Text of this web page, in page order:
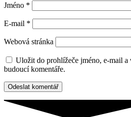
Jméno *
E-mail *
Webová stránka
Uložit do prohlížeče jméno, e-mail a
budoucí komentáře.